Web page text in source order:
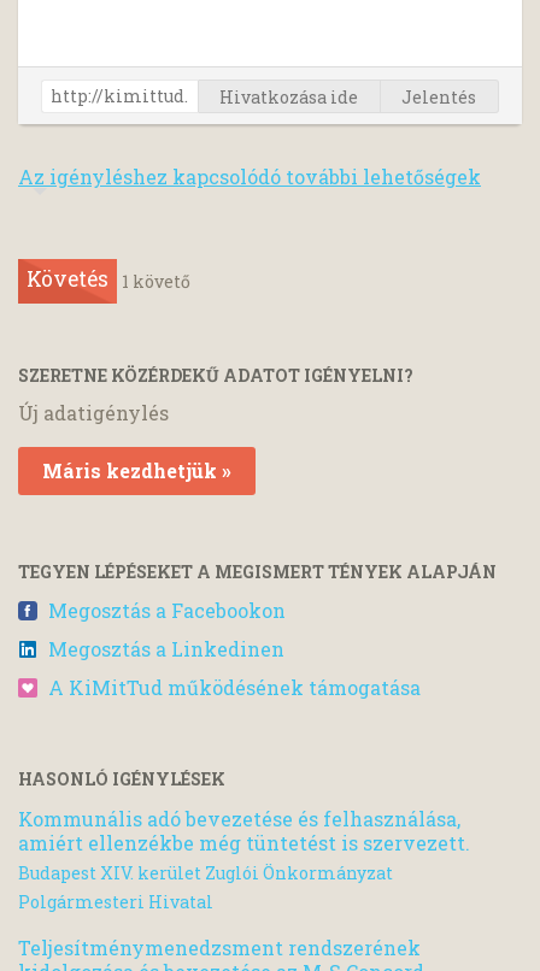
Hivatkozása ide Jelentés
Az igényléshez kapcsolódó további lehetőségek
Követés 1 követő
SZERETNE KÖZÉRDEKŰ ADATOT IGÉNYELNI?
Új adatigénylés
Máris kezdhetjük »
TEGYEN LÉPÉSEKET A MEGISMERT TÉNYEK ALAPJÁN
Megosztás a Facebookon
Megosztás a Linkedinen
A KiMitTud működésének támogatása
HASONLÓ IGÉNYLÉSEK
Kommunális adó bevezetése és felhasználása,
amiért ellenzékbe még tüntetést is szervezett.
Budapest XIV. kerület Zuglói Önkormányzat
Polgármesteri Hivatal
Teljesítménymenedzsment rendszerének